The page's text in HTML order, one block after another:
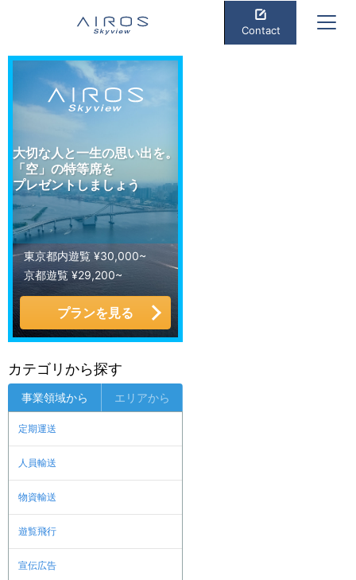
Contact
大切な人と一生の思い出を。
「空」の特等席を
プレゼントしましょう
東京都内遊覧 ¥30,000~
京都遊覧 ¥29,200~
プランを見る
カテゴリから探す
事業領域から エリアから
定期運送
人員輸送
物資輸送
遊覧飛行
宣伝広告